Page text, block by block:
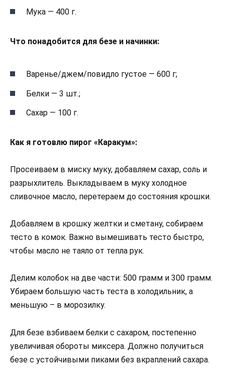
Мука — 400 г.
Что понадобится для безе и начинки:
Варенье/джем/повидло густое — 600 г;
Белки — 3 шт.;
Сахар — 100 г.
Как я готовлю пирог «Каракум»:
Просеиваем в миску муку, добавляем сахар, соль и
разрыхлитель. Выкладываем в муку холодное
сливочное масло, перетераем до состояния крошки.
Добавляем в крошку желтки и сметану, собираем
тесто в комок. Важно вымешивать тесто быстро,
чтобы масло не таяло от тепла рук.
Делим колобок на две части: 500 грамм и 300 грамм.
Убираем большую часть теста в холодильник, а
меньшую – в морозилку.
Для безе взбиваем белки с сахаром, постепенно
увеличивая обороты миксера. Должно получиться
безе с устойчивыми пиками без вкраплений сахара.